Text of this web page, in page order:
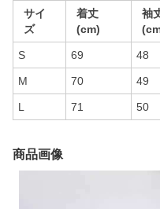
サイ
ズ
着丈
(cm)
袖
S 69 48
M 70 49
L 71 50
商品画像